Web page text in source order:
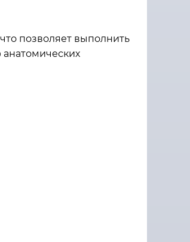
позволяет выполнить